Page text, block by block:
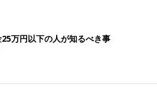
万円以下の人が知るべき事